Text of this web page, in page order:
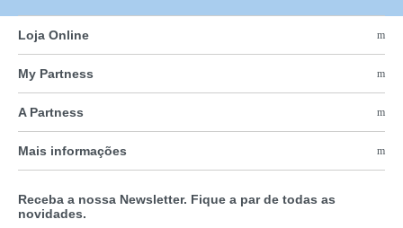
Loja Online
My Partness
A Partness
Mais informações
Receba a nossa Newsletter. Fique a par de todas as
novidades.